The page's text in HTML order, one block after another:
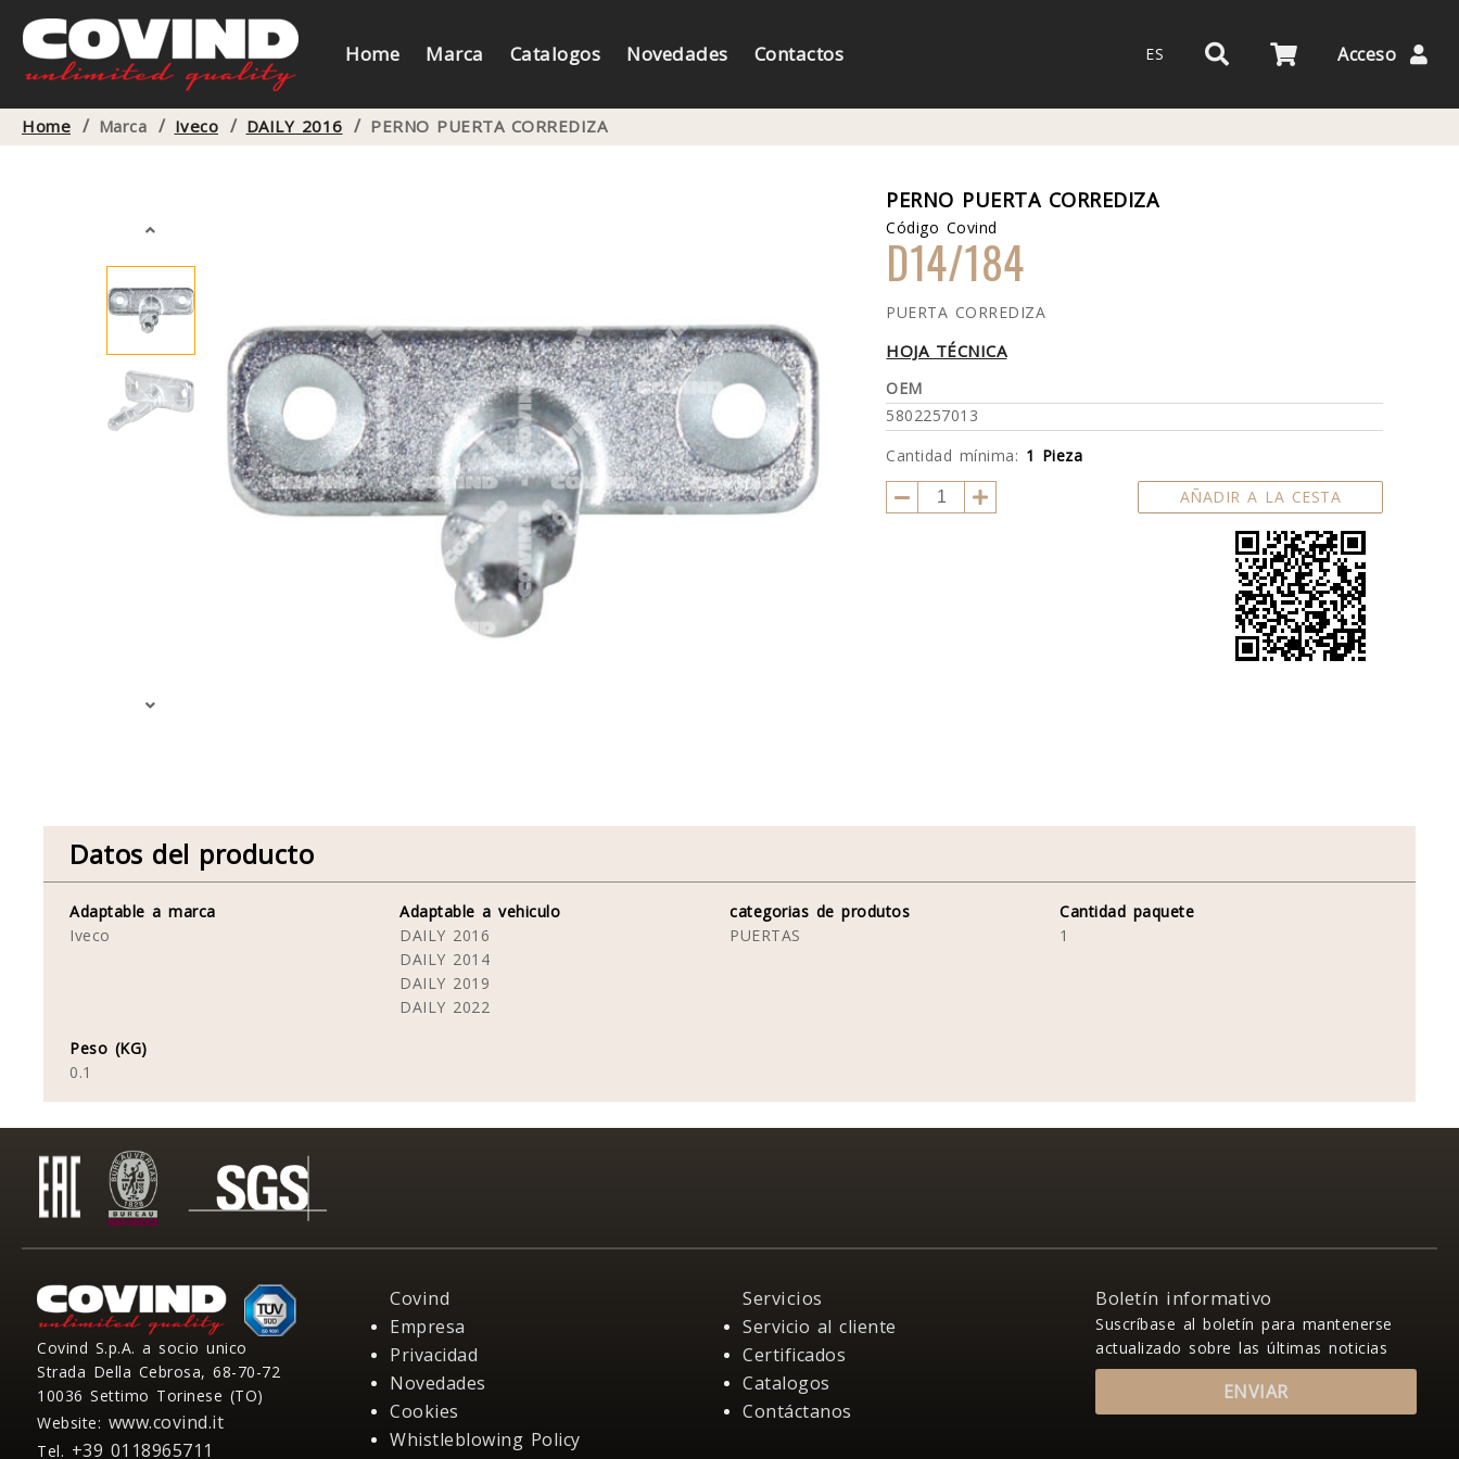
Home Marca Catalogos Novedades Contactos ES Acceso
Home / Marca / Iveco / DAILY 2016 / PERNO PUERTA CORREDIZA
PERNO PUERTA CORREDIZA
Código Covind
D14/184
PUERTA CORREDIZA
HOJA TÉCNICA
OEM
5802257013
Cantidad mínima: 1 Pieza
AÑADIR A LA CESTA
Datos del producto
Adaptable a marca
Iveco
Adaptable a vehiculo
DAILY 2016
DAILY 2014
DAILY 2019
DAILY 2022
categorias de produtos
PUERTAS
Cantidad paquete
1
Peso (KG)
0.1
Covind S.p.A. a socio unico
Strada Della Cebrosa, 68-70-72
10036 Settimo Torinese (TO)
Website: www.covind.it
Tel. +39 0118965711
Covind
Empresa
Privacidad
Novedades
Cookies
Whistleblowing Policy
Servicios
Servicio al cliente
Certificados
Catalogos
Contáctanos
Boletín informativo
Suscríbase al boletín para mantenerse
actualizado sobre las últimas noticias
ENVIAR